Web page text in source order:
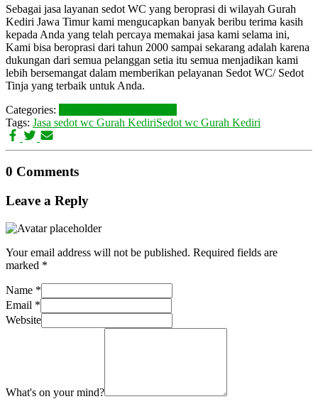
Sebagai jasa layanan sedot WC yang beroprasi di wilayah Gurah
Kediri Jawa Timur kami mengucapkan banyak beribu terima kasih
kepada Anda yang telah percaya memakai jasa kami selama ini,
Kami bisa beroprasi dari tahun 2000 sampai sekarang adalah karena
dukungan dari semua pelanggan setia itu semua menjadikan kami
lebih bersemangat dalam memberikan pelayanan Sedot WC/ Sedot
Tinja yang terbaik untuk Anda.
Categories:
Tags: Jasa sedot wc Gurah KediriSedot wc Gurah Kediri
0 Comments
Leave a Reply
Your email address will not be published. Required fields are
marked *
Name *
Email *
Website
What's on your mind?